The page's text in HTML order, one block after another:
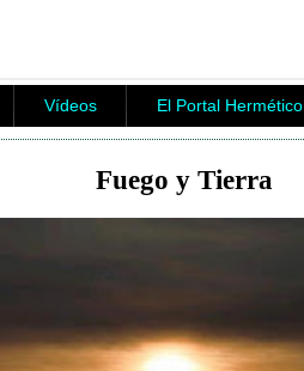
Vídeos El Portal Hermético
Fuego y Tierra